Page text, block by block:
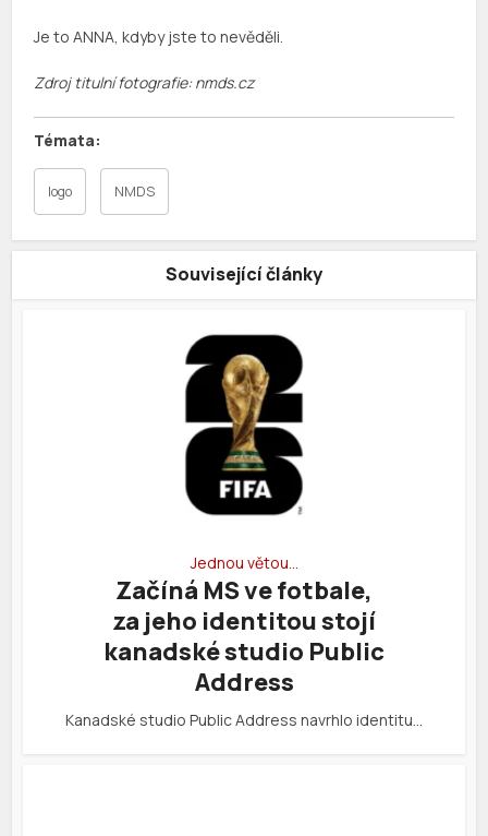
Je to ANNA, kdyby jste to nevěděli.
Zdroj titulní fotografie: nmds.cz
logo NMDS
Související články
Jednou větou…
Začíná MS ve fotbale,
za jeho identitou stojí
kanadské studio Public
Address
Kanadské studio Public Address navrhlo identitu…